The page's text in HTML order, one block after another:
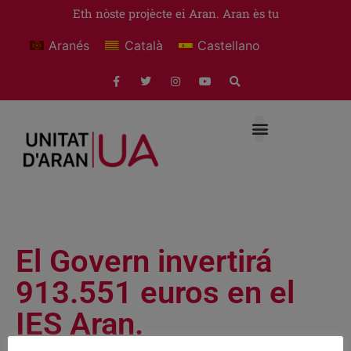
Eth nòste projècte ei Aran. Aran ès tu
Aranés Català Castellano
El Govern invertirá
913.551 euros en el
IES Aran.